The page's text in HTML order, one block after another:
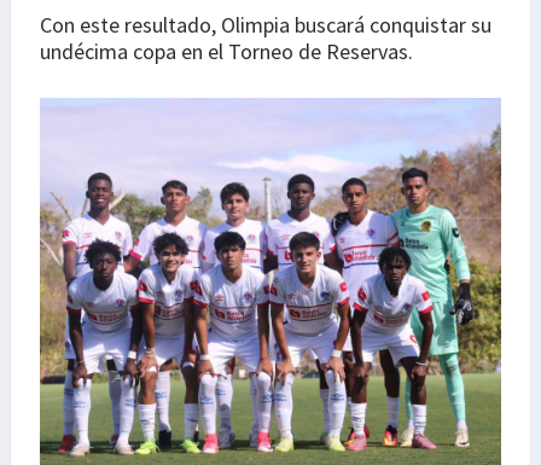
Con este resultado, Olimpia buscará conquistar su
undécima copa en el Torneo de Reservas.